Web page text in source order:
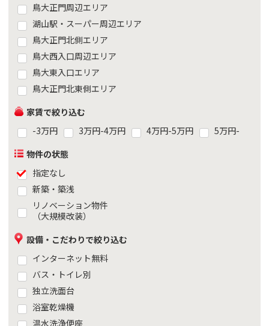
鳥大正門周辺エリア
湖山駅・スーパー周辺エリア
鳥大正門北側エリア
鳥大西入口周辺エリア
鳥大東入口エリア
鳥大正門北東側エリア
家賃で絞り込む
-3万円
3万円-4万円 4万円-5万円
5万円-
物件の状態
指定なし
新築・築浅
リノベーション物件
（大規模改装）
設備・こだわりで絞り込む
インターネット無料
バス・トイレ別
独立洗面台
浴室乾燥機
温水洗浄便座